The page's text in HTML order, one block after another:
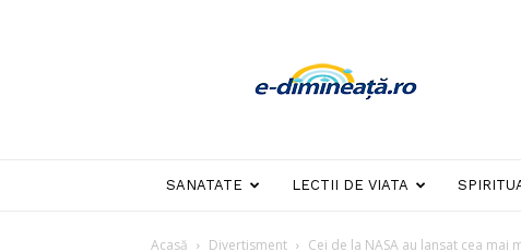
dimineata
SANATATE LECTII DE VIATA
Acasă Divertisment Cei de la NASA au lansat cea